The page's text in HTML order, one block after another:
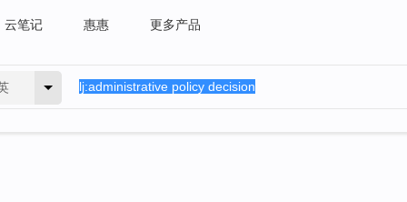
云笔记 惠惠 更多产品